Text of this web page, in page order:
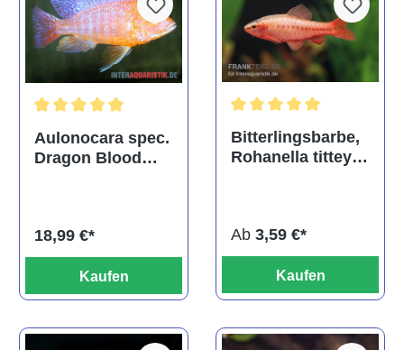
Durchschnittliche Bewertung von 5 von 5 Sternen
Aulonocara spec.
Dragon Blood
18,99 €*
Kaufen
Bitterlingsbarbe,
Rohanella titteya,
Ab 3,59 €*
Kaufen